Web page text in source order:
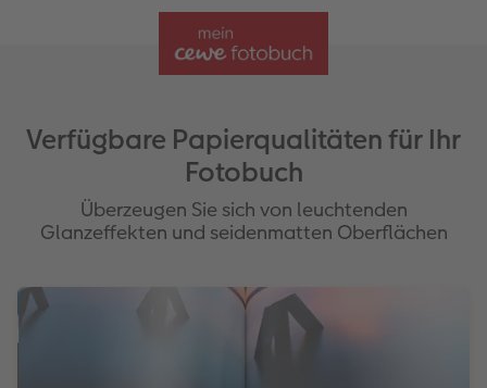
Verfügbare Papierqualitäten für Ihr
Fotobuch
Überzeugen Sie sich von leuchtenden
Glanzeffekten und seidenmatten Oberflächen